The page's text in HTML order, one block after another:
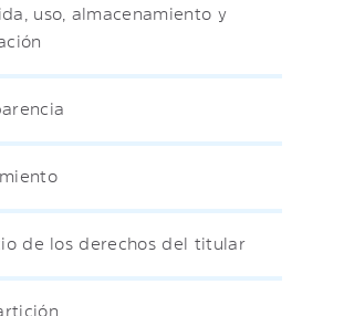
uso, almacenamiento y
de los derechos del titular